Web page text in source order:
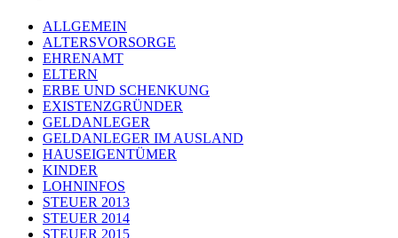
ALLGEMEIN
ALTERSVORSORGE
EHRENAMT
ELTERN
ERBE UND SCHENKUNG
EXISTENZGRÜNDER
GELDANLEGER
GELDANLEGER IM AUSLAND
HAUSEIGENTÜMER
KINDER
LOHNINFOS
STEUER 2013
STEUER 2014
STEUER 2015